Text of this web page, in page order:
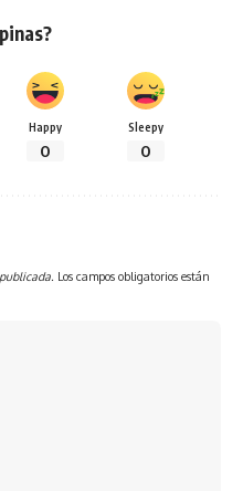
Happy
0
Sleepy
0
Los campos obligatorios están